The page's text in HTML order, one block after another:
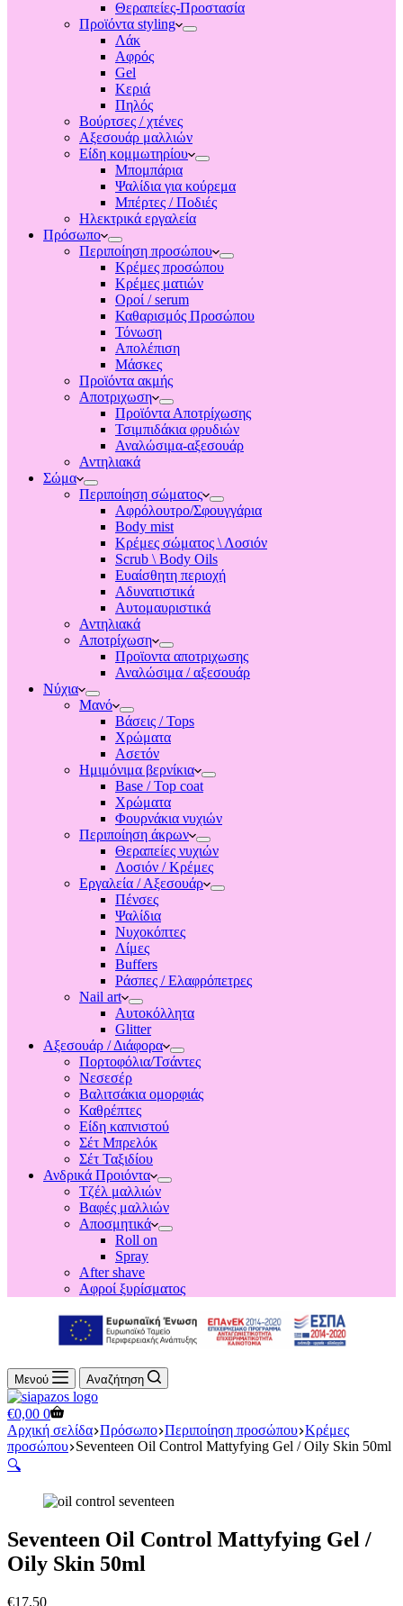
Θεραπείες-Προστασία
Προϊόντα styling
Λάκ
Αφρός
Gel
Κεριά
Πηλός
Βούρτσες / χτένες
Αξεσουάρ μαλλιών
Είδη κομμωτηρίου
Μπομπάρια
Ψαλίδια για κούρεμα
Μπέρτες / Ποδιές
Ηλεκτρικά εργαλεία
Πρόσωπο
Περιποίηση προσώπου
Κρέμες προσώπου
Κρέμες ματιών
Οροί / serum
Καθαρισμός Προσώπου
Τόνωση
Απολέπιση
Μάσκες
Προϊόντα ακμής
Αποτριχωση
Προϊόντα Αποτρίχωσης
Τσιμπιδάκια φρυδιών
Αναλώσιμα-αξεσουάρ
Αντηλιακά
Σώμα
Περιποίηση σώματος
Αφρόλουτρο/Σφουγγάρια
Body mist
Κρέμες σώματος \ Λοσιόν
Scrub \ Body Oils
Ευαίσθητη περιοχή
Αδυνατιστικά
Αυτομαυριστικά
Αντηλιακά
Αποτρίχωση
Προϊοντα αποτριχωσης
Αναλώσιμα / αξεσουάρ
Νύχια
Μανό
Βάσεις / Tops
Χρώματα
Ασετόν
Ημιμόνιμα βερνίκια
Base / Top coat
Χρώματα
Φουρνάκια νυχιών
Περιποίηση άκρων
Θεραπείες νυχιών
Λοσιόν / Κρέμες
Εργαλεία / Αξεσουάρ
Πένσες
Ψαλίδια
Νυχοκόπτες
Λίμες
Buffers
Ράσπες / Ελαφρόπετρες
Nail art
Αυτοκόλλητα
Glitter
Αξεσουάρ / Διάφορα
Πορτοφόλια/Τσάντες
Νεσεσέρ
Βαλιτσάκια ομορφιάς
Καθρέπτες
Είδη καπνιστού
Σέτ Μπρελόκ
Σέτ Ταξιδίου
Ανδρικά Προιόντα
Τζέλ μαλλιών
Βαφές μαλλιών
Αποσμητικά
Roll on
Spray
After shave
Αφροί ξυρίσματος
Μενού Αναζήτηση
Shopping
cart
€0,00 0
Αρχική σελίδα Πρόσωπο Περιποίηση προσώπου Κρέμες
προσώπου Seventeen Oil Control Mattyfying Gel / Oily Skin 50ml
🔍
Seventeen Oil Control Mattyfying Gel /
Oily Skin 50ml
€17,50